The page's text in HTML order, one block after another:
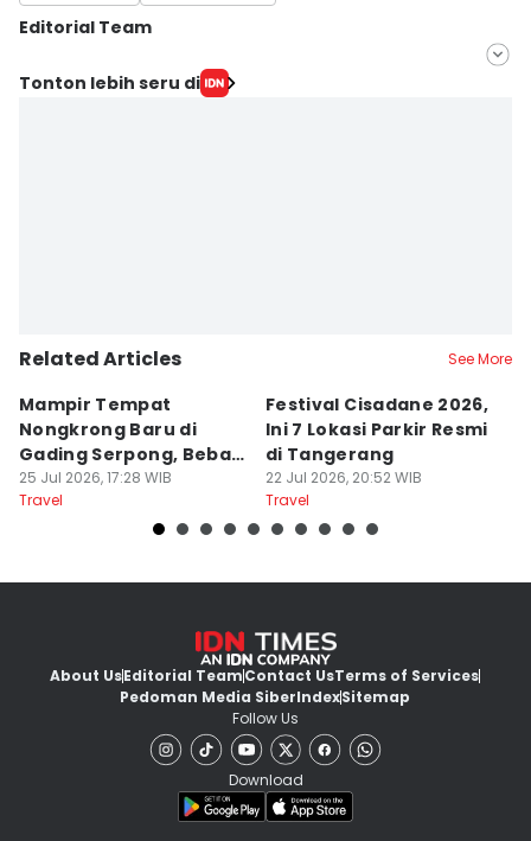
Editorial Team
Editor
Tonton lebih seru di
Related Articles See More
Mampir Tempat
Nongkrong Baru di
Gading Serpong, Bebas
Bayar Parkir
25 Jul 2026, 17:28 WIB
Travel
Festival Cisadane 2026,
Ini 7 Lokasi Parkir Resmi
di Tangerang
22 Jul 2026, 20:52 WIB
Travel
About UsEditorial TeamContact UsTerms of Services
Pedoman Media SiberIndexSitemap
Follow Us
Download